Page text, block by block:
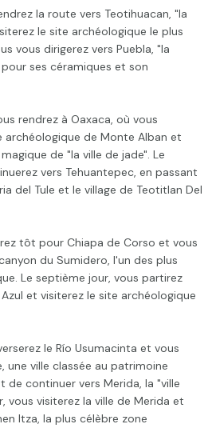
la route vers Teotihuacan, "la
le site archéologique le plus
vous dirigerez vers Puebla, "la
ses céramiques et son
rendrez à Oaxaca, où vous
archéologique de Monte Alban et
de "la ville de jade". Le
vers Tehuantepec, en passant
del Tule et le village de Teotitlan Del
tôt pour Chiapa de Corso et vous
du Sumidero, l'un des plus
Le septième jour, vous partirez
et visiterez le site archéologique
le Río Usumacinta et vous
une ville classée au patrimoine
de continuer vers Merida, la "ville
vous visiterez la ville de Merida et
Itza, la plus célèbre zone